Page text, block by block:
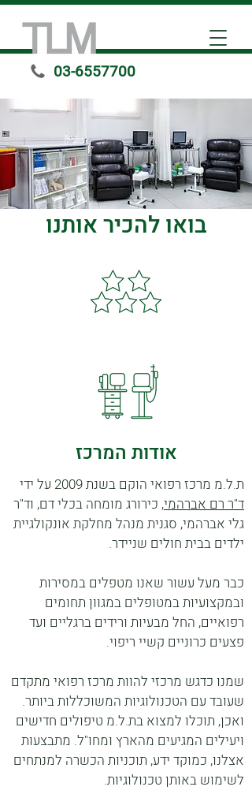
03-6557700
בואו להכיר אותנו
אודות המרכז
ת.ל.מ מרכז רפואי הוקם בשנת 2009 על ידי
ד"ר רם אברהמי, כירורג מומחה בכלי דם, וד"ר
גלי אברהמי, סגנית מנהל מחלקת אונקולגיית
ילדים בבית חולים שניידר.
כבר מעל עשור שאנו מטפלים במסירות
ובמקצועיות במטופלים במגוון תחומים
רפואיים, החל מבעיות ורידים ברגליים ועד
פצעים כרוניים קשיי ריפוי.
שמנו כדגש מרכזי להוות מרכז רפואי מתקדם
שעובד עם הטכנולוגיות המשוכללות ביותר.
ואכן, תוכלו למצוא בת.ל.מ טיפולים חדישים
ויעילים המגיעים מהארץ ומחו"ל. מתבצעות
אצלנו, כמוקד ידע, תוכניות הכשרה למנתחים
לשימוש באותן טכנולוגיות.